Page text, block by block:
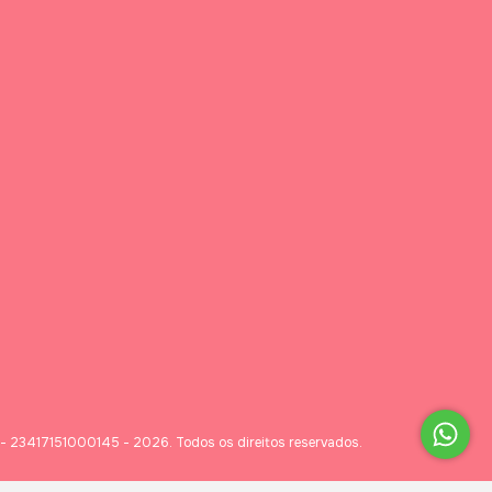
- 2026. Todos os direitos reservados.